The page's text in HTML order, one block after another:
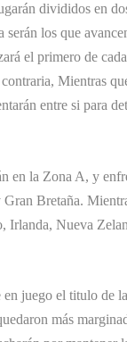
divididos en
serán los que
el primero de
Mientras
entre si para
en la Zona A, y
Bretaña.
Irlanda, Nueva
en juego el titulo de
más